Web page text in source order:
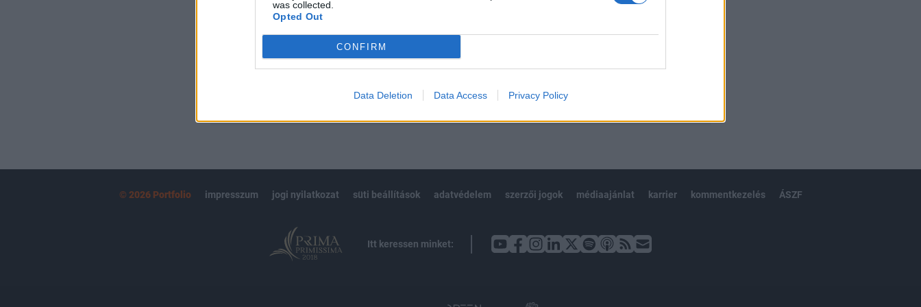
was collected.
Opted Out
CONFIRM
Data Deletion Data Access Privacy Policy
kötéslistái
Előfizetés
MÁR ELŐFIZETŐNK VAGY? BEJELENTKEZÉS
© 2026 Portfolio impresszum jogi nyilatkozat süti beállítások adatvédelem szerzői jogok médiaajánlat karrier kommentkezelés ÁSZF
Itt keressen minket: